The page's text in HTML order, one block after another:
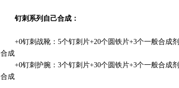
钉刺系列自己合成：
+0钉刺战靴：5个钉刺片+20个圆铁片+3个一般合成
合成
+0钉刺护腕：3个钉刺片+30个圆铁片+3个一般合成
合成